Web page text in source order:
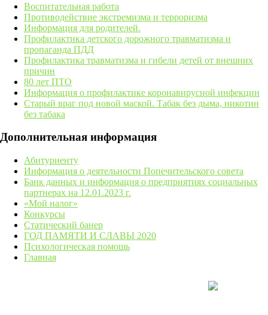
Воспитательная работа
Противодействие экстремизма и терроризма
Информация для родителей.
Профилактика детского дорожного травматизма и
пропаганда ПДД
Профилактика травматизма и гибели детей от внешних
причин
80 лет ПТО
Информация о профилактике коронавирусной инфекции
Старый враг под новой маской. Табак без дыма, никотин
без табака
Дополнительная информация
Абитуриенту
Информация о деятельности Попечительского совета
Банк данных и информация о предприятиях социальных
партнерах на 12.01.2023 г.
«Мой налог»
Конкурсы
Статический банер
ГОД ПАМЯТИ И СЛАВЫ 2020
Психологическая помощь
Главная